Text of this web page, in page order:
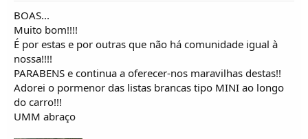
BOAS...
Muito bom!!!!
É por estas e por outras que não há comunidade igual à
nossa!!!!
PARABENS e continua a oferecer-nos maravilhas destas!!
Adorei o pormenor das listas brancas tipo MINI ao longo
do carro!!!
UMM abraço